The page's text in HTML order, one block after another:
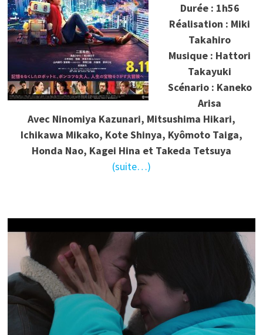
Durée : 1h56
Réalisation : Miki
Takahiro
Musique : Hattori
Takayuki
Scénario : Kaneko
Arisa
Avec Ninomiya Kazunari, Mitsushima Hikari,
Ichikawa Mikako, Kote Shinya, Kyômoto Taiga,
Honda Nao, Kagei Hina et Takeda Tetsuya
(suite…)